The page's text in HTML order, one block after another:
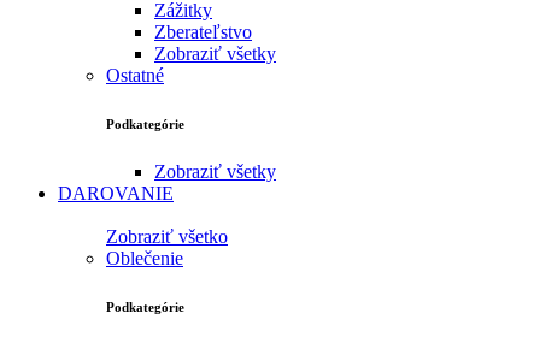
Zážitky
Zberateľstvo
Zobraziť všetky
Ostatné
Podkategórie
Zobraziť všetky
DAROVANIE
Zobraziť všetko
Oblečenie
Podkategórie